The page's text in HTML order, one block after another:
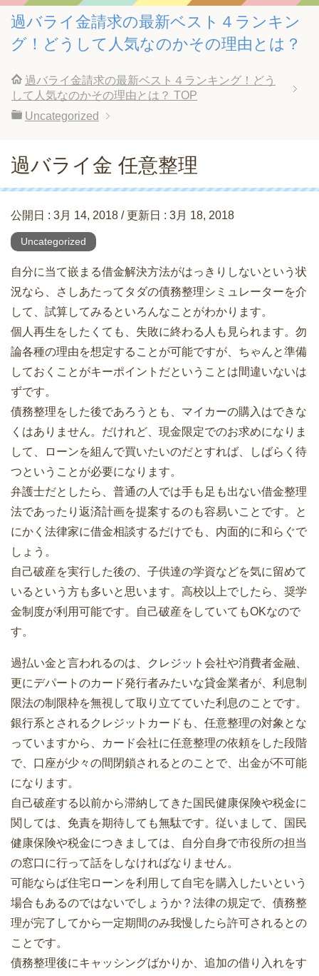
過バライ金請求の最新ベスト４ランキン
グ！どうして人気なのかその理由とは？
過バライ金請求の最新ベスト４ランキング！どう
して人気なのかその理由とは？ TOP
Uncategorized
過バライ金 任意整理
公開日 : 3月 14, 2018 / 更新日 : 3月 18, 2018
Uncategorized
自分に当て嵌まる借金解決方法がはっきりしないという状
況なら、さしあたってタダの債務整理シミュレーターを介
して、試算してみるといろんなことがわかります。
個人再生をしたくても、失敗に終わる人も見られます。勿
論各種の理由を想定することが可能ですが、ちゃんと準備
しておくことがキーポイントだということは間違いないは
ずです。
債務整理をした後であろうとも、マイカーの購入はできな
くはありません。だけれど、現金限定でのお求めになりま
して、ローンを組んで買いたいのだとすれば、しばらく待
つということが必要になります。
弁護士だとしたら、普通の人では手も足も出ない借金整理
法であったり返済計画を提案するのも容易いことです。と
にかく法律家に借金相談するだけでも、内面的に和らぐで
しょう。
自己破産を実行した後の、子供達の学資などを気に留めて
いるという方も多いと思います。高校以上でしたら、奨学
金制度が利用可能です。自己破産をしていてもOKなので
す。
過払い金と言われるのは、クレジット会社や消費者金融、
更にデパートのカード発行者みたいな貸金業者が、利息制
限法の制限枠を無視して取り立てていた利息のことです。
銀行系とされるクレジットカードも、任意整理の対象とな
っていますから、カード会社に任意整理の依頼をした段階
で、口座が少々の間閉鎖されるとのことで、出金が不可能
になります。
自己破産する以前から滞納してきた国民健康保険や税金に
関しては、免責を期待しても無駄です。従いまして、国民
健康保険や税金につきましては、自分自身で市役所の担当
の窓口に行って話をしなければなりません。
可能ならば住宅ローンを利用して自宅を購入したいという
場合もあるのではないでしょうか？法律の規定で、債務整
理が完了してから一定期間のみ我慢したら許可されるとの
ことです。
債務整理後にキャッシングばかりか、追加の借り入れをす